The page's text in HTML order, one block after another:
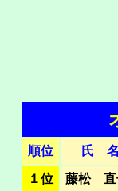
順位 氏 名
１位 藤松 直